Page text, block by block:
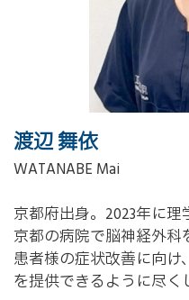
渡辺 舞依
WATANABE Mai
京都府出身。2023年に理
京都の病院で脳神経外科
患者様の症状改善に向け
を提供できるように尽く